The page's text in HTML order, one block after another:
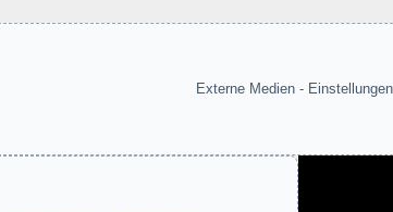
Externe Medien - Einstellungen